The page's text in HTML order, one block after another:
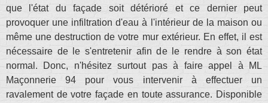
que l'état du façade soit détérioré et ce dernier peut
provoquer une infiltration d'eau à l'intérieur de la maison ou
même une destruction de votre mur extérieur. En effet, il est
nécessaire de le s'entretenir afin de le rendre à son état
normal. Donc, n'hésitez surtout pas à faire appel à ML
Maçonnerie 94 pour vous intervenir à effectuer un
ravalement de votre façade en toute assurance. Disponible